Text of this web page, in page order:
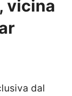
vicina
dal